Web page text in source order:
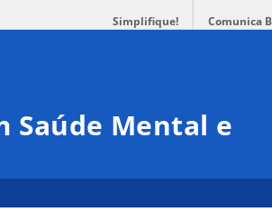
Simplifique! Comunica
Saúde Mental e